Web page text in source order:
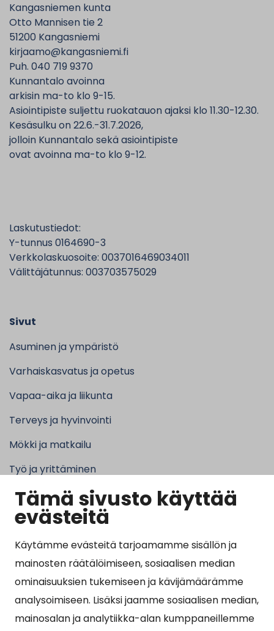
Tämä sivusto käyttää
evästeitä
Käytämme evästeitä tarjoamamme sisällön ja
mainosten räätälöimiseen, sosiaalisen median
ominaisuuksien tukemiseen ja kävijämäärämme
analysoimiseen. Lisäksi jaamme sosiaalisen median,
mainosalan ja analytiikka-alan kumppaneillemme
Kangasniemen kunta
Otto Mannisen tie 2
51200 Kangasniemi
kirjaamo@kangasniemi.fi
Puh. 040 719 9370
Kunnantalo avoinna
arkisin ma-to klo 9-15.
Asiointipiste suljettu ruokatauon ajaksi klo 11.30-12.30.
Kesäsulku on 22.6.-31.7.2026,
jolloin Kunnantalo sekä asiointipiste
ovat avoinna ma-to klo 9-12.
Laskutustiedot:
Y-tunnus 0164690-3
Verkkolaskuosoite: 0037016469034011
Välittäjätunnus: 003703575029
Sivut
Asuminen ja ympäristö
Varhaiskasvatus ja opetus
Vapaa-aika ja liikunta
Terveys ja hyvinvointi
Mökki ja matkailu
Työ ja yrittäminen
Kunta ja hallinto
Suosituimmat sivut
Esityslistat, pöytäkirjat, viranhaltijapäätökset ja
kuulutukset
Tietoa ja ohjeistusta koronavirukseen liittyen